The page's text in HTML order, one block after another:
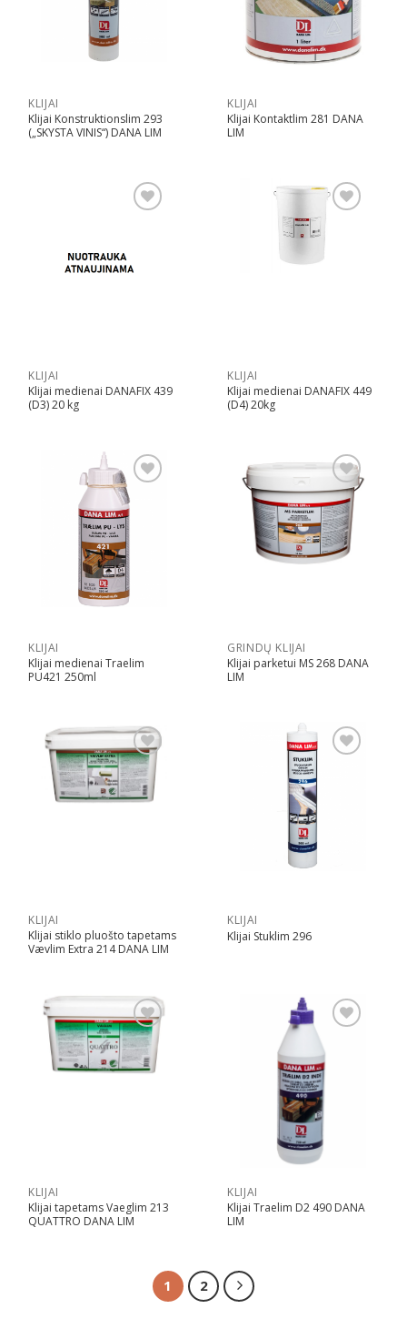
KLIJAI
Klijai Konstruktionslim 293
(„SKYSTA VINIS“) DANA LIM
KLIJAI
Klijai Kontaktlim 281 DANA
LIM
KLIJAI
Klijai medienai DANAFIX 439
(D3) 20 kg
Pridėti
KLIJAI
Klijai medienai DANAFIX 449
(D4) 20kg
Pridėti
KLIJAI
Klijai medienai Traelim
PU421 250ml
Pridėti
GRINDŲ KLIJAI
Klijai parketui MS 268 DANA
LIM
Pridėti
KLIJAI
Klijai stiklo pluošto tapetams
Vævlim Extra 214 DANA LIM
KLIJAI
Klijai Stuklim 296
Pridėti
KLIJAI
Klijai tapetams Vaeglim 213
QUATTRO DANA LIM
Pridėti
KLIJAI
Klijai Traelim D2 490 DANA
LIM
1 2